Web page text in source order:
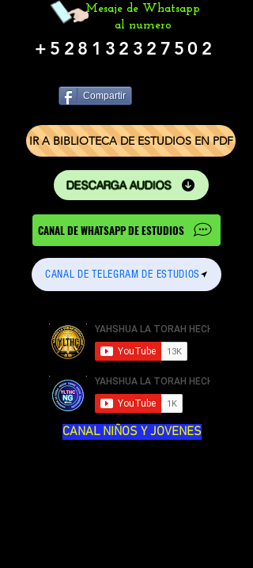
Mesaje de Whatsapp
al numero
+528132327502
Compartir
IR A BIBLIOTECA DE ESTUDIOS EN PDF
DESCARGA AUDIOS
CANAL DE WHATSAPP DE ESTUDIOS
CANAL DE TELEGRAM DE ESTUDIOS
CANAL NIÑOS Y JOVENES